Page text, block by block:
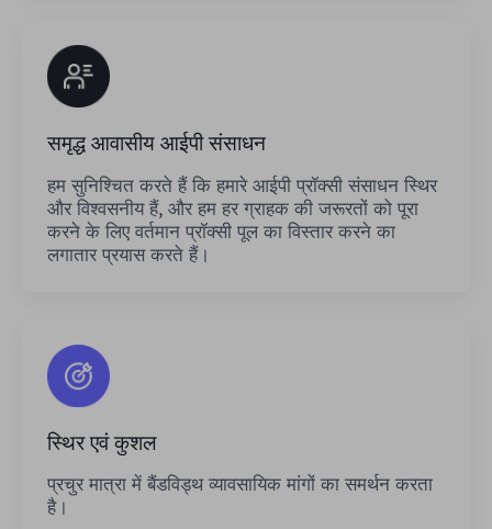
समृद्ध आवासीय आईपी संसाधन
हम सुनिश्चित करते हैं कि हमारे आईपी प्रॉक्सी संसाधन स्थिर
और विश्वसनीय हैं, और हम हर ग्राहक की जरूरतों को पूरा
करने के लिए वर्तमान प्रॉक्सी पूल का विस्तार करने का
लगातार प्रयास करते हैं।
स्थिर एवं कुशल
प्रचुर मात्रा में बैंडविड्थ व्यावसायिक मांगों का समर्थन करता
है।